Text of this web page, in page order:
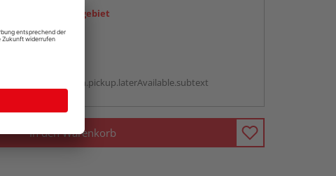
ist nicht im Liefergebiet
In den Warenkorb